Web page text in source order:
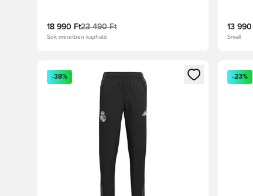
18 990 Ft23 490 Ft
Sok méretben kapható
13
Small
Megnyit egy modált a bejelentkezéshez vagy a
-38% -23%